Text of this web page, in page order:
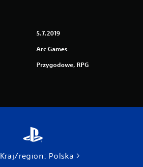
5.7.2019
Arc Games
Przygodowe, RPG
Kraj/region: Polska